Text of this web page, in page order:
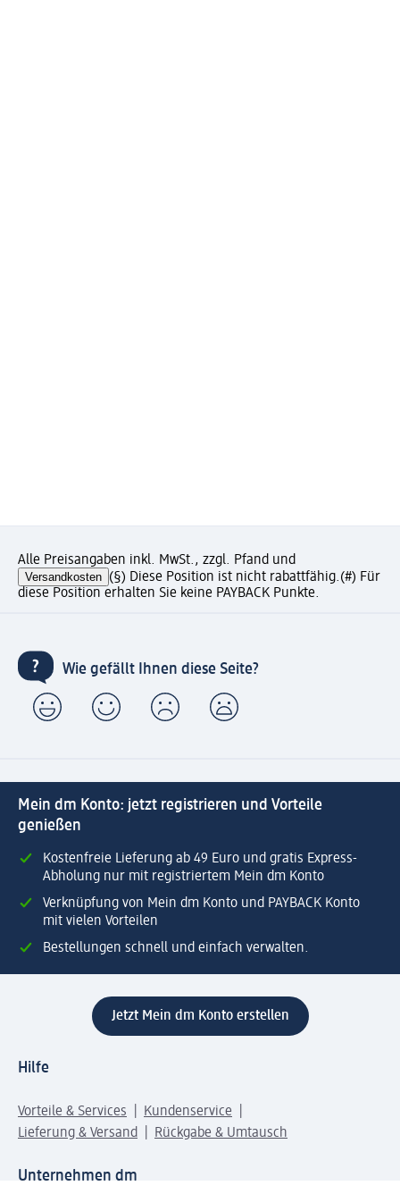
Alle Preisangaben inkl. MwSt., zzgl. Pfand und
Versandkosten (§) Diese Position ist nicht rabattfähig.(#) Für
diese Position erhalten Sie keine PAYBACK Punkte.
Wie gefällt Ihnen diese Seite?
Mein dm Konto: jetzt registrieren und Vorteile
genießen
Kostenfreie Lieferung ab 49 Euro und gratis Express-
Abholung nur mit registriertem Mein dm Konto
Verknüpfung von Mein dm Konto und PAYBACK Konto
mit vielen Vorteilen
Bestellungen schnell und einfach verwalten.
Jetzt Mein dm Konto erstellen
Hilfe
Vorteile & Services
Kundenservice
Lieferung & Versand
Rückgabe & Umtausch
Unternehmen dm